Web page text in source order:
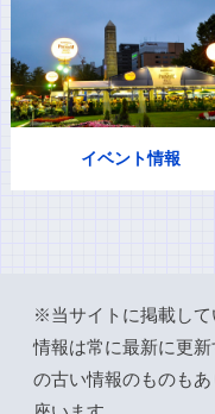
イベント情報
※当サイトに掲載して
情報は常に最新に更
の古い情報のものも